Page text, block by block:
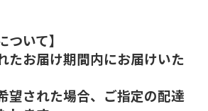
ついて】
お届け期間内にお届けいた
された場合、ご指定の配達